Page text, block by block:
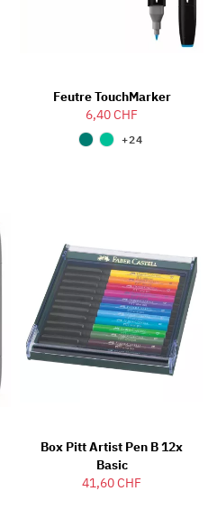
Feutre TouchMarker
6,40 CHF
+24
Box Pitt Artist Pen B 12x
Basic
41,60 CHF